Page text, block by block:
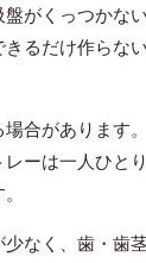
がくっつかな
るだけ作らな
合があります
ーは一人ひと
なく、歯・歯